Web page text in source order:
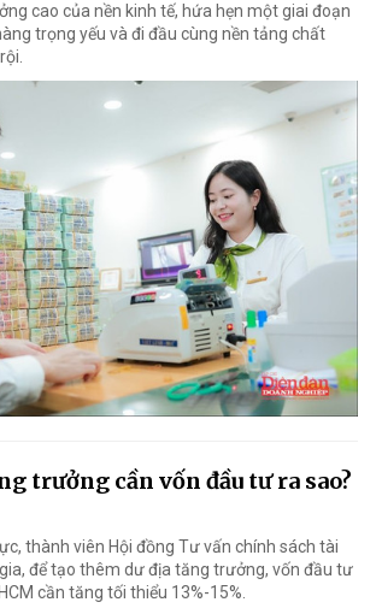
cao của nền kinh tế, hứa hẹn một giai đoạn
trọng yếu và đi đầu cùng nền tảng chất
trưởng cần vốn đầu tư ra sao?
thành viên Hội đồng Tư vấn chính sách tài
để tạo thêm dư địa tăng trưởng, vốn đầu tư
cần tăng tối thiểu 13%-15%.